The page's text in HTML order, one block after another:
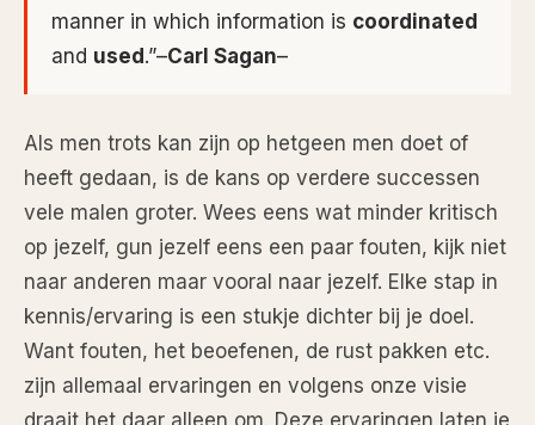
manner in which information is coordinated
and used.”–Carl Sagan–
Als men trots kan zijn op hetgeen men doet of
heeft gedaan, is de kans op verdere successen
vele malen groter. Wees eens wat minder kritisch
op jezelf, gun jezelf eens een paar fouten, kijk niet
naar anderen maar vooral naar jezelf. Elke stap in
kennis/ervaring is een stukje dichter bij je doel.
Want fouten, het beoefenen, de rust pakken etc.
zijn allemaal ervaringen en volgens onze visie
draait het daar alleen om. Deze ervaringen laten je